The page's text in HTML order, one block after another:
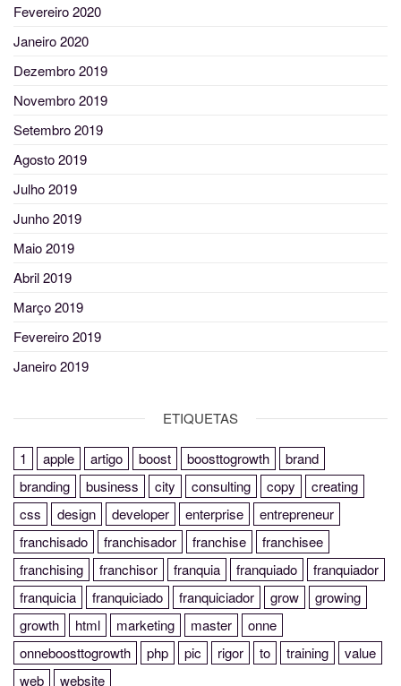
Fevereiro 2020
Janeiro 2020
Dezembro 2019
Novembro 2019
Setembro 2019
Agosto 2019
Julho 2019
Junho 2019
Maio 2019
Abril 2019
Março 2019
Fevereiro 2019
Janeiro 2019
ETIQUETAS
1 apple artigo boost boosttogrowth
brand
branding
business city consulting copy
creating
css
design developer enterprise
entrepreneur
franchisado
franchisador franchise
franchisee
franchising
franchisor franquia franquiado
franquiador
franquicia
franquiciado franquiciador grow
growing
growth
html marketing master
onne
onneboosttogrowth
php pic rigor to training
value
web
website